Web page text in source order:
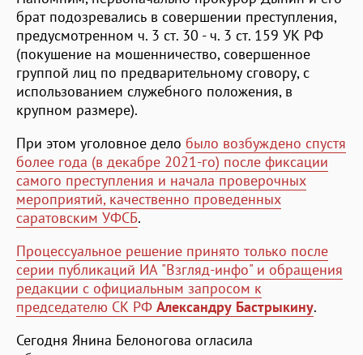
брат подозревались в совершении преступления,
предусмотренном ч. 3 ст. 30 - ч. 3 ст. 159 УК РФ
(покушение на мошенничество, совершенное
группой лиц по предварительному сговору, с
использованием служебного положения, в
крупном размере).
При этом уголовное дело было возбуждено спустя
более года (в декабре 2021-го) после фиксации
самого преступления и начала проверочных
мероприятий, качественно проведенных
саратовским УФСБ.
Процессуальное решение принято только после
серии публикаций ИА "Взгляд-инфо" и обращения
редакции с официальным запросом к
председателю СК РФ Александру Бастрыкину.
Сегодня Янина Белоногова огласила